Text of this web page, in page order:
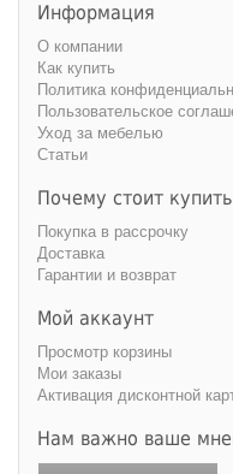
Информация
О компании
Как купить
Политика
Пользовательское
Уход за мебелью
Статьи
Почему стоит купить
Покупка в рассрочку
Доставка
Гарантии и возврат
Мой аккаунт
Просмотр корзины
Мои заказы
Активация дисконтной
Нам важно ваше